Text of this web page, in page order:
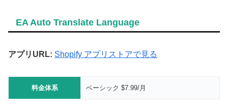
EA Auto Translate Language
アプリURL: Shopify アプリストアで見る
料金体系 ベーシック $7.99/月